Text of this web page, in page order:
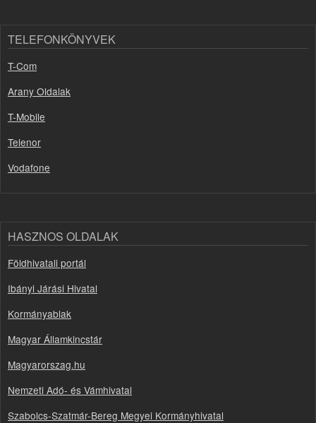
TELEFONKÖNYVEK
T-Com
Arany Oldalak
T-Mobile
Telenor
Vodafone
HASZNOS OLDALAK
Földhivatali portál
Ibányi Járási Hivatal
Kormányablak
Magyar Államkincstár
Magyarorszag.hu
Nemzeti Adó- és Vámhivatal
Szabolcs-Szatmár-Bereg Megyei Kormányhivatal